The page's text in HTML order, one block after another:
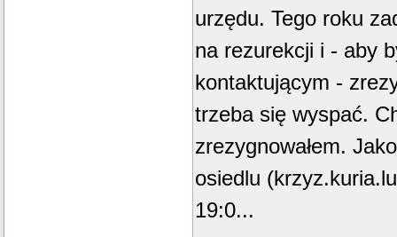
urzędu. Tego roku
na rezurekcji i - aby
kontaktującym -
trzeba się wyspać.
zrezygnowałem.
osiedlu
19:0...